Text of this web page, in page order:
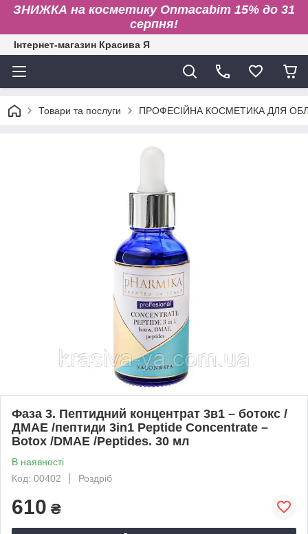
ЗНИЖКА на косметику Onmacabim 15% до 31
серпня!
Інтернет-магазин Красива Я
Товари та послуги ПРОФЕСІЙНА КОСМЕТИКА ДЛЯ
Фаза 3. Пептидний концентрат 3в1 – ботокс /
ДМАЕ /пептиди 3in1 Peptide Concentrate –
Botox /DMAE /Peptides. 30 мл
В наявності
Код: 00402
Роздріб
610 ₴